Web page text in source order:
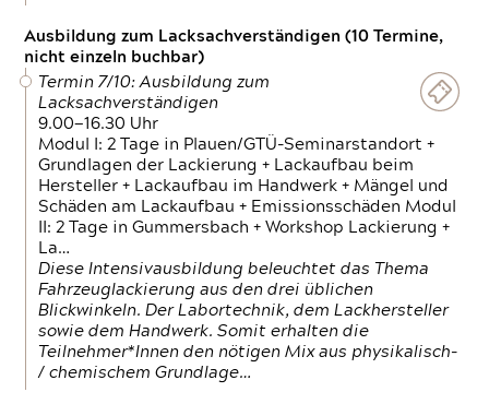
Ausbildung zum Lacksachverständigen (10 Termine,
nicht einzeln buchbar)
Termin 7/10: Ausbildung zum
Lacksachverständigen
9.00—16.30 Uhr
Modul I: 2 Tage in Plauen/GTÜ-Seminarstandort +
Grundlagen der Lackierung + Lackaufbau beim
Hersteller + Lackaufbau im Handwerk + Mängel und
Schäden am Lackaufbau + Emissionsschäden Modul
II: 2 Tage in Gummersbach + Workshop Lackierung +
La…
Diese Intensivausbildung beleuchtet das Thema
Fahrzeuglackierung aus den drei üblichen
Blickwinkeln. Der Labortechnik, dem Lackhersteller
sowie dem Handwerk. Somit erhalten die
Teilnehmer*Innen den nötigen Mix aus physikalisch-
/ chemischem Grundlage…